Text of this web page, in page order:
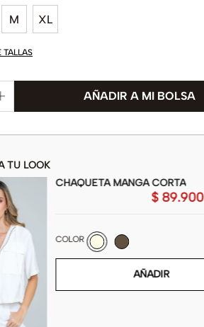
M XL
TALLAS
TU LOOK
CHAQUETA MANGA CORTA
$ 89.900
COLOR
AÑADIR